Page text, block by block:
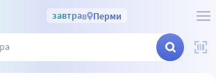
завтрав Перми